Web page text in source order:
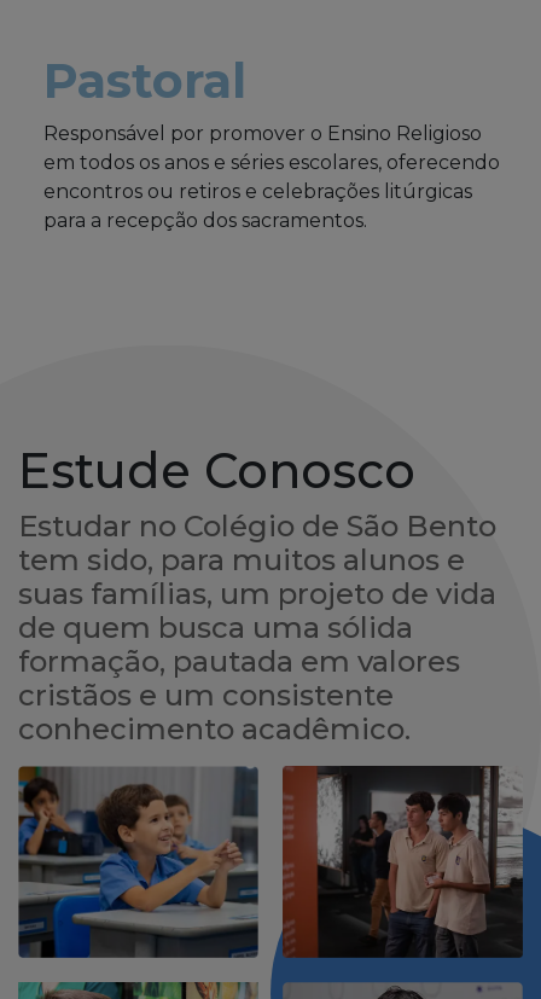
Pastoral
Responsável por promover o Ensino Religioso
em todos os anos e séries escolares, oferecendo
encontros ou retiros e celebrações litúrgicas
para a recepção dos sacramentos.
Estude Conosco
Estudar no Colégio de São Bento
tem sido, para muitos alunos e
suas famílias, um projeto de vida
de quem busca uma sólida
formação, pautada em valores
cristãos e um consistente
conhecimento acadêmico.